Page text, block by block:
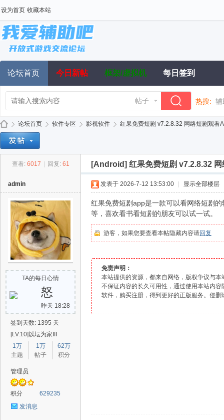
设为首页 收藏本站
论坛首页 今日新帖 框架/虚拟机 每日签到
帖子 热搜: 辅
论坛首页 软件专区 影视软件
›
红果免费短剧 v7.2.8.32 网络短剧观看
查看: 6017 回复: 61 [Android] 红果免费短剧 v7.2.8.32
admin
TA的每日心情
怒
昨天 18:28
签到天数: 1395 天
[LV.10]以坛为家III
1万
主题
1万
帖子
62万
积分
管理员
积分
629235
发消息
发表于 2026-7-12 13:53:00 显示全部楼层
红果免费短剧app是一款可以看网络短剧
等，喜欢看书看短剧的朋友可以试一试。
游客，如果您要查看本帖隐藏内容请回复
免责声明：
本站提供的资源，都来自网络，版权争议与
不保证内容的长久可用性，通过使用本站内
软件，购买注册，得到更好的正版服务。侵删